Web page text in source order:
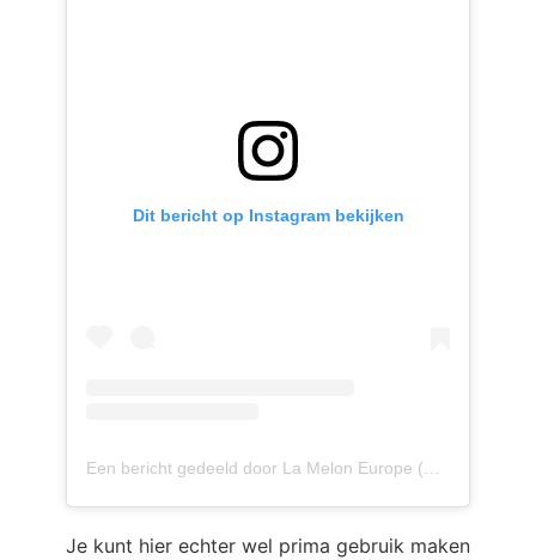
Dit bericht op Instagram bekijken
Je kunt hier echter wel prima gebruik maken